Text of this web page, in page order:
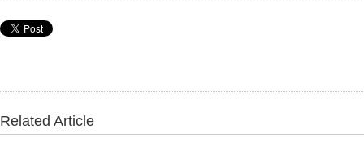
Related Article